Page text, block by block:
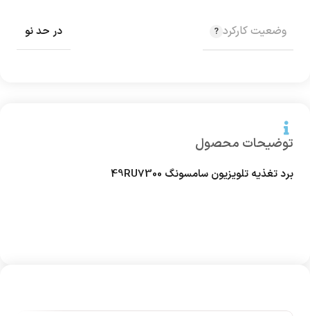
توضیحات محصول
برد تغذیه تلویزیون سامسونگ 49RU7300
وضعیت کارکرد در حد نو